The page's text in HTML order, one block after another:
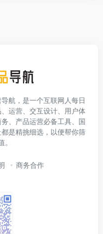
航，是一个互联网人每日
运营、交互设计、用户体
、产品运营必备工具、国
是精挑细选，以便帮你筛
。
商务合作